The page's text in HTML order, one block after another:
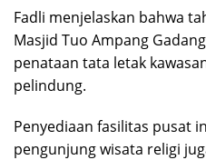
Fadli menjelaskan bahwa
Masjid Tuo Ampang
penataan tata letak
pelindung.
Penyediaan fasilitas pusat
pengunjung wisata religi